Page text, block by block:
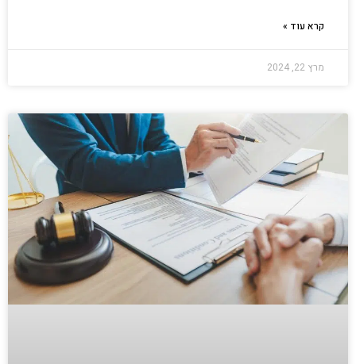
קרא עוד »
מרץ 22, 2024